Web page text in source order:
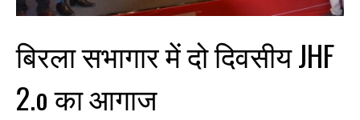
बिरला सभागार में दो दिवसीय JHF
2.o का आगाज